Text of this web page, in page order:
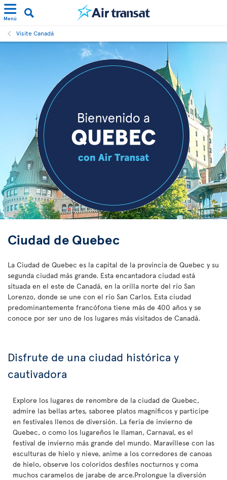
Menú
Visite Canadá
Ciudad de Quebec
La Ciudad de Quebec es la capital de la provincia de Quebec y su
segunda ciudad más grande. Esta encantadora ciudad está
situada en el este de Canadá, en la orilla norte del río San
Lorenzo, donde se une con el río San Carlos. Esta ciudad
predominantemente francófona tiene más de 400 años y se
conoce por ser uno de los lugares más visitados de Canadá.
Disfrute de una ciudad histórica y
cautivadora
Explore los lugares de renombre de la ciudad de Quebec,
admire las bellas artes, saboree platos magníficos y participe
en festivales llenos de diversión. La feria de invierno de
Quebec, o como los lugareños le llaman, Carnaval, es el
festival de invierno más grande del mundo. Maravíllese con las
esculturas de hielo y nieve, anime a los corredores de canoas
de hielo, observe los coloridos desfiles nocturnos y coma
muchos caramelos de jarabe de arce.Prolongue la diversión